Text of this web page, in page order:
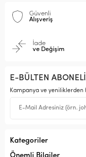
Güvenli
Alışveriş
İade
ve Değişim
E-BÜLTEN
Kampanya ve
Kategoriler
Önemli Bilgiler